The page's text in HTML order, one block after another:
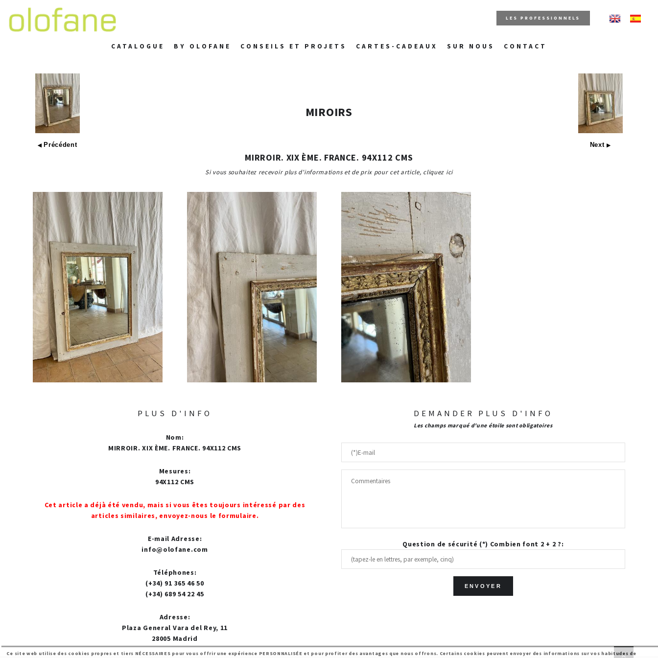
LES PROFESSIONNELS
CATALOGUE BY OLOFANE CONSEILS ET PROJETS CARTES-CADEAUX SUR NOUS CONTACT
◀ Précédent
MIROIRS
Next▶
MIRROIR. XIX ÈME. FRANCE. 94X112 CMS
Si vous souhaitez recevoir plus d'informations et de prix pour cet article, cliquez ici
PLUS D'INFO
Nom:
MIRROIR. XIX ÈME. FRANCE. 94X112 CMS
Mesures:
94X112 CMS
Cet article a déjà été vendu, mais si vous êtes toujours intéressé par des
articles similaires, envoyez-nous le formulaire.
E-mail Adresse:
info@olofane.com
Téléphones:
(+34) 91 365 46 50
(+34) 689 54 22 45
Adresse:
Plaza General Vara del Rey, 11
28005 Madrid
DEMANDER PLUS D'INFO
Les champs marqué d'une étoile sont obligatoires
Question de sécurité (*) Combien font 2 + 2 ?:
Ce site web utilise des cookies propres et tiers NÉCESSAIRES pour vous offrir une expérience PERSONNALISÉE et pour profiter des avantages que nous offrons. Certains cookies peuvent envoyer des informations sur vos habitudes de